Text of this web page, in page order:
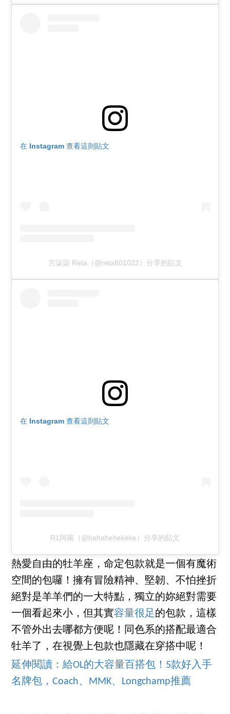
在 Instagram 查看這則貼文
方柒柒 Reta（@reta601022）分享的貼文
在 Instagram 查看這則貼文
R1阿琬（@hahahehekeke）分享的貼文
熱愛自由的牡羊座，命定包款就是一個有魔術
空間的包囉！擁有冒險精神、堅韌、不怕挫折
絕對是羊羊們的一大特點，獨立的妳絕對需要
一個看起來小，但其實容量很足的包款，這樣
不管外出去哪都方便呢！同色系的搭配最適合
牡羊了，在視覺上包款也隱藏在穿搭中呢！
延伸閱讀：給OL的大容量百搭包！5款好入手
名牌包，Coach、MMK、Longchamp推薦